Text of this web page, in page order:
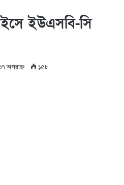
ইউএসবি-সি
অপরাহ্ণ ১৫৮